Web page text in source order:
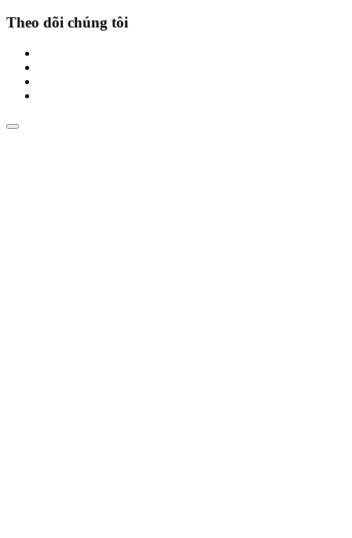
Theo dõi chúng tôi